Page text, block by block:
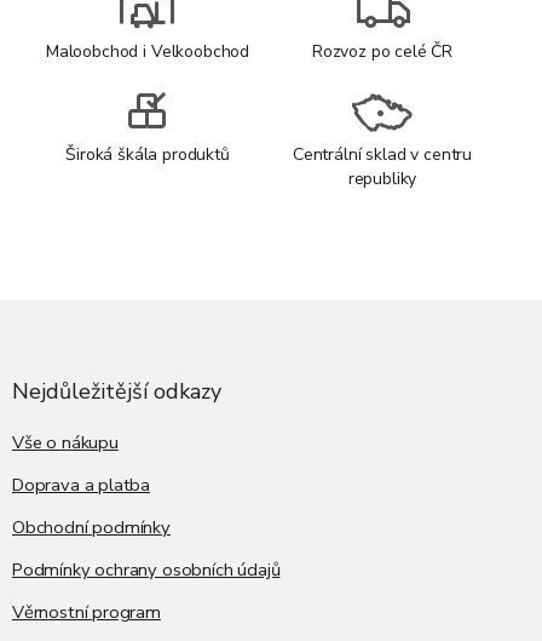
Maloobchod i Velkoobchod Rozvoz po celé ČR
Široká škála produktů
Centrální sklad v centru
republiky
Nejdůležitější odkazy
Vše o nákupu
Doprava a platba
Obchodní podmínky
Podmínky ochrany osobních údajů
Věrnostní program